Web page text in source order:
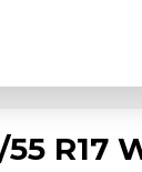
R17